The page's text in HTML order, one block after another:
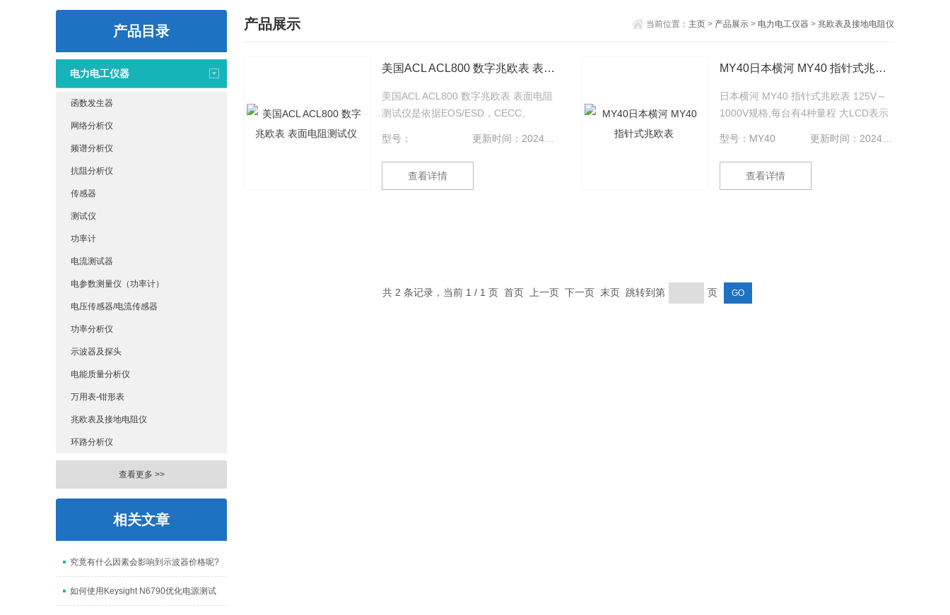
产品目录
电力电工仪器
函数发生器
网络分析仪
频谱分析仪
抗阻分析仪
传感器
测试仪
功率计
电流测试器
电参数测量仪（功率计）
电压传感器/电流传感器
功率分析仪
示波器及探头
电能质量分析仪
万用表-钳形表
兆欧表及接地电阻仪
环路分析仪
查看更多 >>
相关文章
究竟有什么因素会影响到示波器价格呢?
如何使用Keysight N6790优化电源测试
产品展示 当前位置： 主页> 产品展示> 电力电工仪器 > 兆欧表及接地电阻仪
美国ACL ACL800 数字兆欧表 表面电阻测试仪
美国ACL ACL800 数字兆欧表 表面电阻
测试仪是依据EOS/ESD，CECC、
所有导电型、抗静电型及静电泄放型表
面的阻抗或电阻。使用容易，高品质，
高可靠度，该仪表还可测量影响电性能
型号：
查看详情
MY40日本横河 MY40 指针式兆欧表
日本横河 MY40 指针式兆欧表 125V～
1000V规格,每台有4种量程 大LCD表示
置（1000Ｖ误设定防止装置）
型号：MY40
查看详情
共 2 条记录，当前 1 / 1 页 首页 上一页 下一页 末页 跳转到第 页